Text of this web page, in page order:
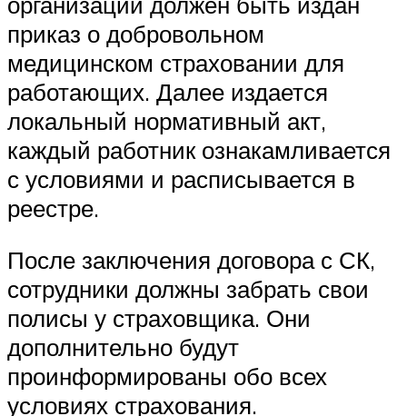
приказ о добровольном
медицинском страховании для
работающих. Далее издается
локальный нормативный акт,
каждый работник ознакамливается
с условиями и расписывается в
реестре.
После заключения договора с СК,
сотрудники должны забрать свои
полисы у страховщика. Они
дополнительно будут
проинформированы обо всех
условиях страхования.